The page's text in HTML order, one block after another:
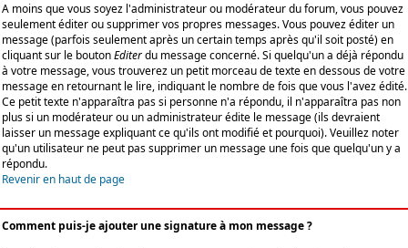
A moins que vous soyez l'administrateur ou modérateur du forum, vous pouvez
seulement éditer ou supprimer vos propres messages. Vous pouvez éditer un
message (parfois seulement après un certain temps après qu'il soit posté) en
cliquant sur le boutonEditerdu message concerné. Si quelqu'un a déjà répondu
à votre message, vous trouverez un petit morceau de texte en dessous de votre
message en retournant le lire, indiquant le nombre de fois que vous l'avez édité.
Ce petit texte n'apparaîtra pas si personne n'a répondu, il n'apparaîtra pas non
plus si un modérateur ou un administrateur édite le message (ils devraient
laisser un message expliquant ce qu'ils ont modifié et pourquoi). Veuillez noter
qu'un utilisateur ne peut pas supprimer un message une fois que quelqu'un y a
répondu.
Revenir en haut de page
Comment puis-je ajouter une signature à mon message ?